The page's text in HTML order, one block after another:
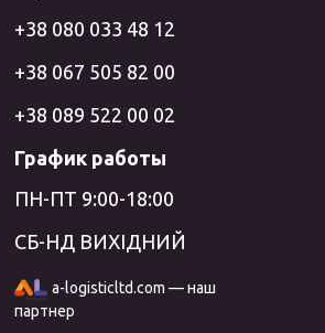
+38 080 033 48 12
+38 067 505 82 00
+38 089 522 00 02
График работы
ПН-ПТ 9:00-18:00
СБ-НД ВИХІДНИЙ
a-logisticltd.com — наш
партнер